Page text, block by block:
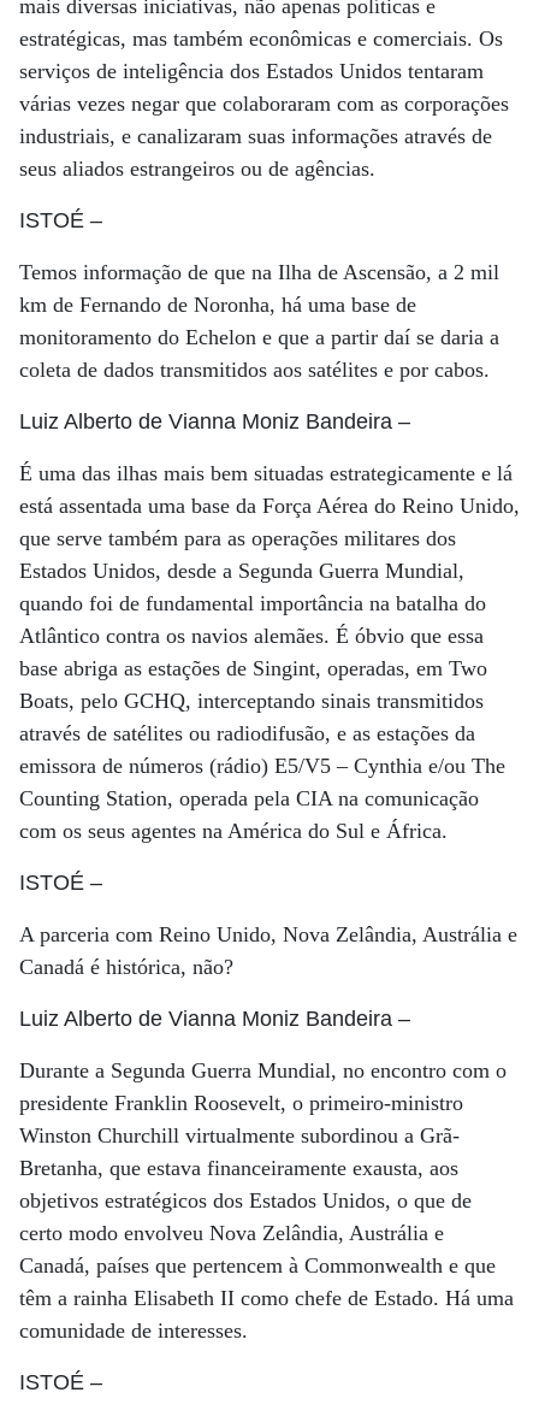
mais diversas iniciativas, não apenas políticas e
estratégicas, mas também econômicas e comerciais. Os
serviços de inteligência dos Estados Unidos tentaram
várias vezes negar que colaboraram com as corporações
industriais, e canalizaram suas informações através de
seus aliados estrangeiros ou de agências.
ISTOÉ –
Temos informação de que na Ilha de Ascensão, a 2 mil
km de Fernando de Noronha, há uma base de
monitoramento do Echelon e que a partir daí se daria a
coleta de dados transmitidos aos satélites e por cabos.
Luiz Alberto de Vianna Moniz Bandeira –
É uma das ilhas mais bem situadas estrategicamente e lá
está assentada uma base da Força Aérea do Reino Unido,
que serve também para as operações militares dos
Estados Unidos, desde a Segunda Guerra Mundial,
quando foi de fundamental importância na batalha do
Atlântico contra os navios alemães. É óbvio que essa
base abriga as estações de Singint, operadas, em Two
Boats, pelo GCHQ, interceptando sinais transmitidos
através de satélites ou radiodifusão, e as estações da
emissora de números (rádio) E5/V5 – Cynthia e/ou The
Counting Station, operada pela CIA na comunicação
com os seus agentes na América do Sul e África.
ISTOÉ –
A parceria com Reino Unido, Nova Zelândia, Austrália e
Canadá é histórica, não?
Luiz Alberto de Vianna Moniz Bandeira –
Durante a Segunda Guerra Mundial, no encontro com o
presidente Franklin Roosevelt, o primeiro-ministro
Winston Churchill virtualmente subordinou a Grã-
Bretanha, que estava financeiramente exausta, aos
objetivos estratégicos dos Estados Unidos, o que de
certo modo envolveu Nova Zelândia, Austrália e
Canadá, países que pertencem à Commonwealth e que
têm a rainha Elisabeth II como chefe de Estado. Há uma
comunidade de interesses.
ISTOÉ –